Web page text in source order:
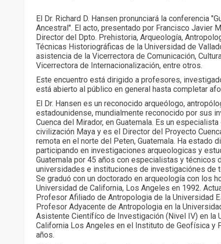
El Dr. Richard D. Hansen pronunciará la conferencia
Ancestral". El acto, presentado por Francisco Javier
Director del Dpto. Prehistoria, Arqueología,
Técnicas Historiográficas de la Universidad de
asistencia de la Vicerrectora de Comunicación,
Vicerrectora de Internacionalización, entre otros.
Este encuentro está dirigido a profesores,
está abierto al público en general hasta completar
El Dr. Hansen es un reconocido arqueólogo,
estadounidense, mundialmente reconocido por sus
Cuenca del Mirador, en Guatemala. Es un
civilización Maya y es el Director del Proyecto
remota en el norte del Peten, Guatemala. Ha estado
participando en investigaciones arqueologicas y
Guatemala por 45 años con especialistas y técnicos
universidades e instituciones de investigaciónes de
Se graduó con un doctorado en arqueología con los
Universidad de California, Los Angeles en 1992.
Profesor Afiliado de Antropologia de la Universidad
Profesor Adyacente de Antropologia en la
Asistente Científíco de Investigación (Nivel IV) en la
California Los Angeles en el Instituto de Geofísica y
años.